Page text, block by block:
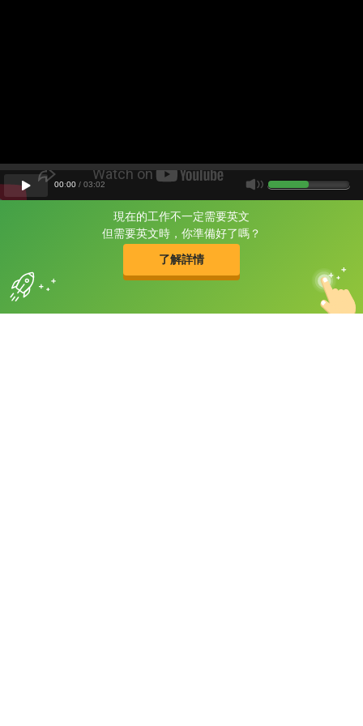
現在的工作不一定需要英文
但需要英文時，你準備好了嗎？
了解詳情
片尾有
攻其不背
的品牌故事
00:00 / 03:02